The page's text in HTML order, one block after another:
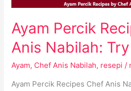
Ayam Percik
Anis Nabilah:
Ayam, Chef Anis Nabilah, resepi /
Ayam Percik Recipes Chef Anis